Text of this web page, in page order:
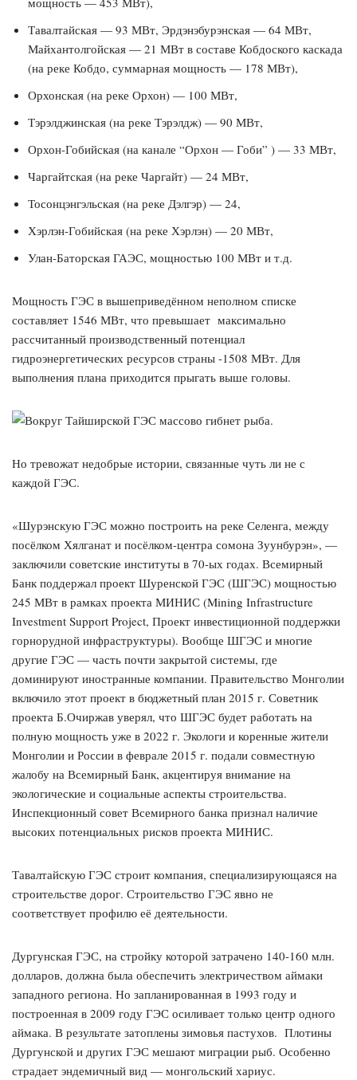
Тавалтайская — 93 МВт, Эрдэнэбурэнская — 64 МВт,
Майхантолгойская — 21 МВт в составе Кобдоского каскада
(на реке Кобдо, суммарная мощность — 178 МВт),
Орхонская (на реке Орхон) — 100 МВт,
Тэрэлджинская (на реке Тэрэлдж) — 90 МВт,
Орхон-Гобийская (на канале “Орхон — Гоби” ) — 33 МВт,
Чаргайтская (на реке Чаргайт) — 24 МВт,
Тосонцэнгэльская (на реке Дэлгэр) — 24,
Хэрлэн-Гобийская (на реке Хэрлэн) — 20 МВт,
Улан-Баторская ГАЭС, мощностью 100 МВт и т.д.
Мощность ГЭС в вышеприведённом неполном списке
составляет 1546 МВт, что превышает максимально
рассчитанный производственный потенциал
гидроэнергетических ресурсов страны -1508 МВт. Для
выполнения плана приходится прыгать выше головы.
Но тревожат недобрые истории, связанные чуть ли не с
каждой ГЭС.
«Шурэнскую ГЭС можно построить на реке Селенга, между
посёлком Хялганат и посёлком-центра сомона Зуунбурэн», —
заключили советские институты в 70-ых годах. Всемирный
Банк поддержал проект Шуренской ГЭС (ШГЭС) мощностью
245 МВт в рамках проекта МИНИС (Mining Infrastructure
Investment Support Project, Проект инвестиционной поддержки
горнорудной инфраструктуры). Вообще ШГЭС и многие
другие ГЭС — часть почти закрытой системы, где
доминируют иностранные компании. Правительство Монголии
включило этот проект в бюджетный план 2015 г. Советник
проекта Б.Очиржав уверял, что ШГЭС будет работать на
полную мощность уже в 2022 г. Экологи и коренные жители
Монголии и России в феврале 2015 г. подали совместную
жалобу на Всемирный Банк, акцентируя внимание на
экологические и социальные аспекты строительства.
Инспекционный совет Всемирного банка признал наличие
высоких потенциальных рисков проекта МИНИС.
Тавалтайскую ГЭС строит компания, специализирующаяся на
строительстве дорог. Строительство ГЭС явно не
соответствует профилю её деятельности.
Дургунская ГЭС, на стройку которой затрачено 140-160 млн.
долларов, должна была обеспечить электричеством аймаки
западного региона. Но запланированная в 1993 году и
построенная в 2009 году ГЭС осиливает только центр одного
аймака. В результате затоплены зимовья пастухов. Плотины
Дургунской и других ГЭС мешают миграции рыб. Особенно
страдает эндемичный вид — монгольский хариус.